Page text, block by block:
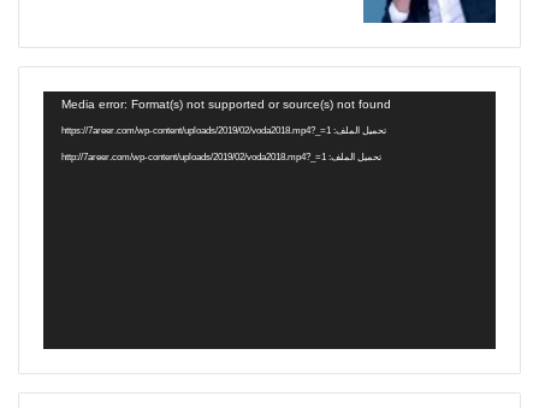
Media error: Format(s) not supported or source(s) not found
تحميل الملف: https://7areer.com/wp-content/uploads/2019/02/voda2018.mp4?_=1
تحميل الملف: http://7areer.com/wp-content/uploads/2019/02/voda2018.mp4?_=1